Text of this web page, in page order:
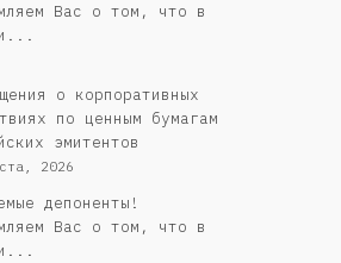
Вас о том, что в
о корпоративных
по ценным бумагам
эмитентов
2026
депоненты!
Вас о том, что в